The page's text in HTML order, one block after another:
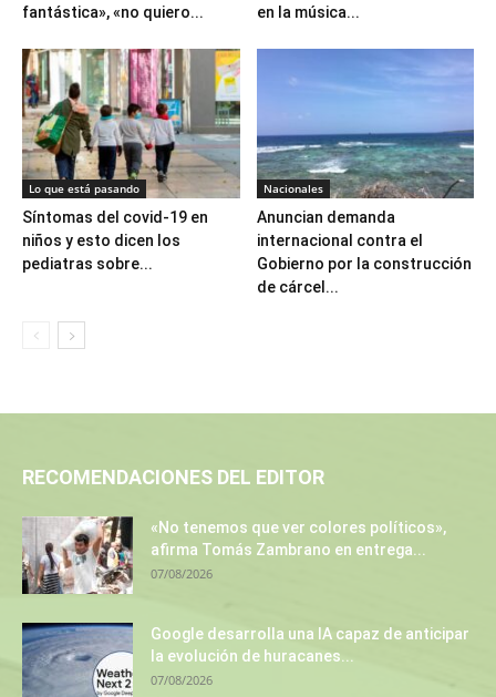
fantástica», «no quiero...
en la música...
Lo que está pasando
Síntomas del covid-19 en
niños y esto dicen los
pediatras sobre...
Nacionales
Anuncian demanda
internacional contra el
Gobierno por la construcción
de cárcel...
RECOMENDACIONES DEL EDITOR
«No tenemos que ver colores políticos»,
afirma Tomás Zambrano en entrega...
07/08/2026
Google desarrolla una IA capaz de anticipar
la evolución de huracanes...
07/08/2026